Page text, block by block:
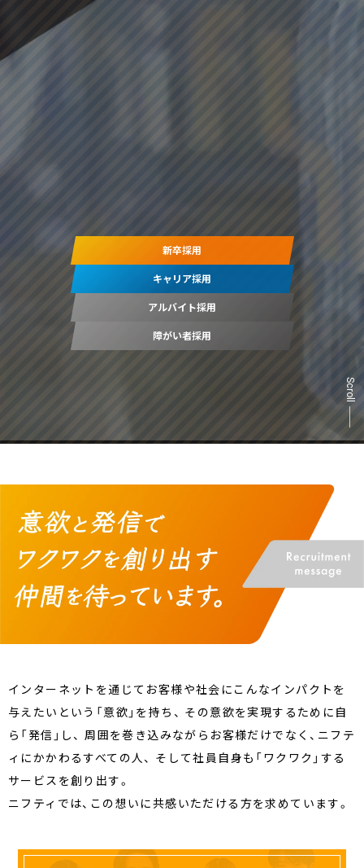
新卒採用
キャリア採用
アルバイト採用
障がい者採用
Scroll
インターネットを通じてお客様や社会にこんなインパクトを
与えたいという「意欲」を持ち、
その意欲を実現するために自
ら「発信」し、
周囲を巻き込みながらお客様だけでなく、ニフテ
ィにかかわるすべての人、
そして社員自身も「ワクワク」する
サービスを創り出す。
ニフティでは、この想いに共感いただける方を求めています。